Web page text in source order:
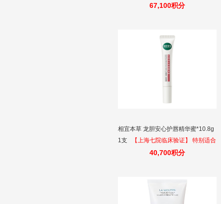
级物理防晒 敏肌更安心 清透不假白
67,100积分
相宜本草 龙胆安心护唇精华蜜*10.8g
1支
【上海七院临床验证】 特别适合
唇部经常开裂、起皮、反复干燥的人
40,700积分